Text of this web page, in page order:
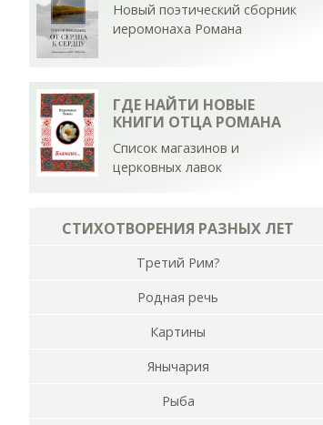
Новый поэтический сборник
иеромонаха Романа
ГДЕ НАЙТИ НОВЫЕ
КНИГИ ОТЦА РОМАНА
Список магазинов и
церковных лавок
СТИХОТВОРЕНИЯ РАЗНЫХ ЛЕТ
Третий Рим?
Родная речь
Картины
Янычария
Рыба